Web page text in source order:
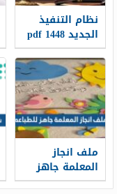
نظام التنفيذ
الجديد 1448 pdf
ملف انجاز
المعلمة جاهز
للطباعه 1448